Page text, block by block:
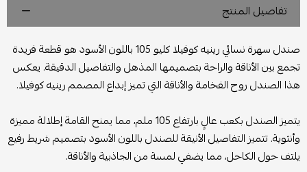
تفاصيل المنتج
صندل سهرة نسائي رينيه كوفيلا كليو 105 باللون الأسود هو قطعة فريدة
تجمع بين الأناقة والراحة بتصميمها المذهل والتفاصيل الدقيقة. يعكس
هذا الصندل روح الفخامة والأناقة التي تميز إبداع المصمم رينيه كوفيلا.
يتميز الصندل بكعب عالٍ بارتفاع 105 ملم، مما يمنح القامة إطلالة مميزة
وأنثوية. تتميز التفاصيل الأنيقة للصندل باللون الأسود بتصميم شريط رفيع
يلتف حول الكاحل، مما يضفي لمسة من الجاذبية والأناقة.